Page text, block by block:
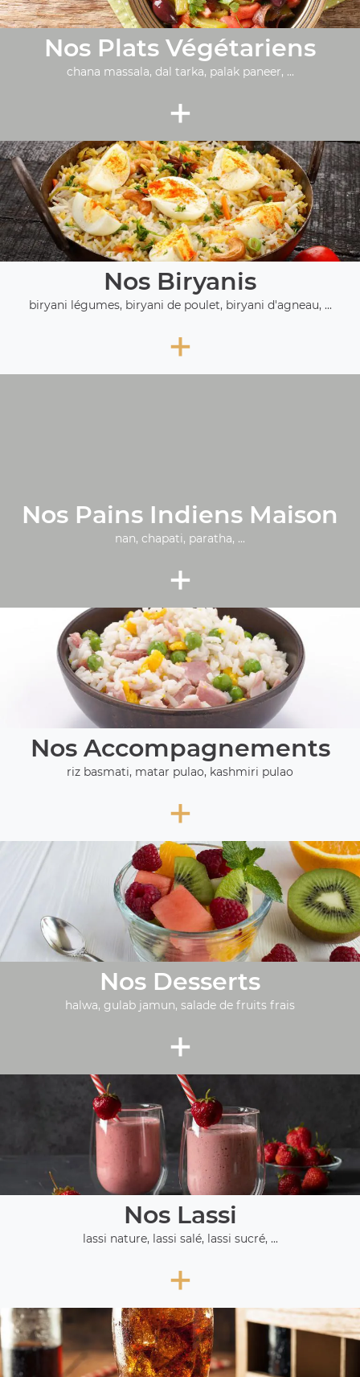
Nos Plats Végétariens
chana massala, dal tarka, palak paneer, ...
+
Nos Biryanis
biryani légumes, biryani de poulet, biryani d'agneau, ...
+
Nos Pains Indiens Maison
nan, chapati, paratha, ...
+
Nos Accompagnements
riz basmati, matar pulao, kashmiri pulao
+
Nos Desserts
halwa, gulab jamun, salade de fruits frais
+
Nos Lassi
lassi nature, lassi salé, lassi sucré, ...
+